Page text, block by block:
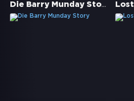
Die Barry Munday Story